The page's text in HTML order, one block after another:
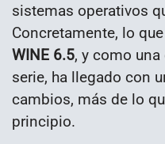
sistemas operativos
Concretamente, lo
WINE 6.5, y como
serie, ha llegado con
cambios, más de lo
principio.